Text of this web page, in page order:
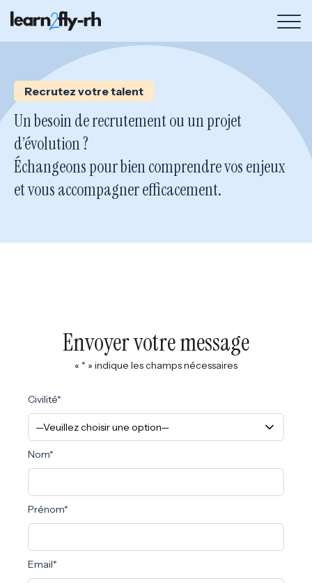
de
Recrutez votre talent
Un besoin de recrutement ou un projet
d’évolution ?
Échangeons pour bien comprendre vos enjeux
et vous accompagner efficacement.
Envoyer votre message
« * » indique les champs nécessaires
Civilité*
Nom*
Prénom*
Email*